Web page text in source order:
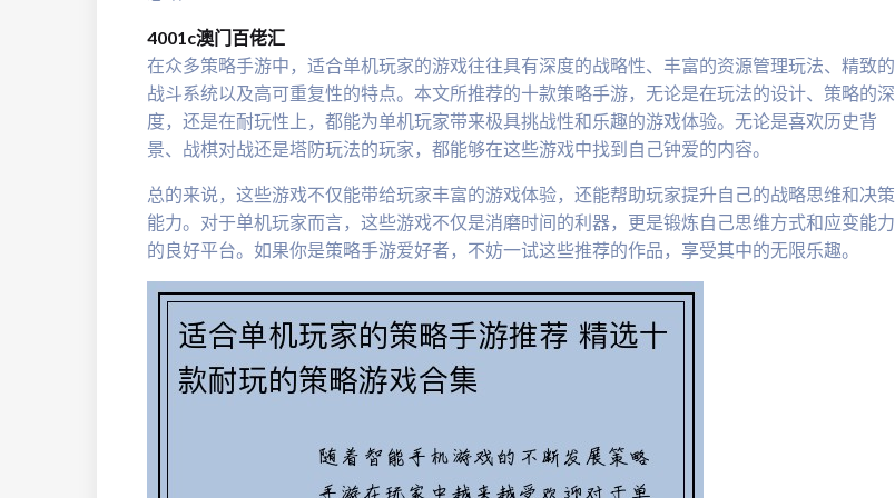
4001c澳门百佬汇
在众多策略手游中，适合单机玩家的游戏往往具有深度的战略性、丰富的资源管理玩法、精致的
战斗系统以及高可重复性的特点。本文所推荐的十款策略手游，无论是在玩法的设计、策略的深
度，还是在耐玩性上，都能为单机玩家带来极具挑战性和乐趣的游戏体验。无论是喜欢历史背
景、战棋对战还是塔防玩法的玩家，都能够在这些游戏中找到自己钟爱的内容。
总的来说，这些游戏不仅能带给玩家丰富的游戏体验，还能帮助玩家提升自己的战略思维和决策
能力。对于单机玩家而言，这些游戏不仅是消磨时间的利器，更是锻炼自己思维方式和应变能力
的良好平台。如果你是策略手游爱好者，不妨一试这些推荐的作品，享受其中的无限乐趣。